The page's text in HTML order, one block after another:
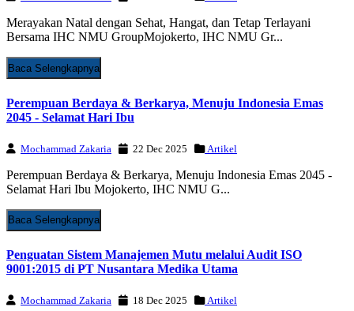
Merayakan Natal dengan Sehat, Hangat, dan Tetap Terlayani
Bersama IHC NMU GroupMojokerto, IHC NMU Gr...
Baca Selengkapnya
Perempuan Berdaya & Berkarya, Menuju Indonesia Emas
2045 - Selamat Hari Ibu
Mochammad Zakaria 22 Dec 2025 Artikel
Perempuan Berdaya & Berkarya, Menuju Indonesia Emas 2045 -
Selamat Hari Ibu Mojokerto, IHC NMU G...
Baca Selengkapnya
Penguatan Sistem Manajemen Mutu melalui Audit ISO
9001:2015 di PT Nusantara Medika Utama
Mochammad Zakaria 18 Dec 2025 Artikel